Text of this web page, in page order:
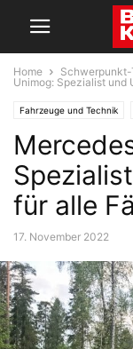
Home Schwerpunkt-
Unimog: Spezialist und
Fahrzeuge und Technik
Schwerpunkt-Themen
für alle
17. November 2022